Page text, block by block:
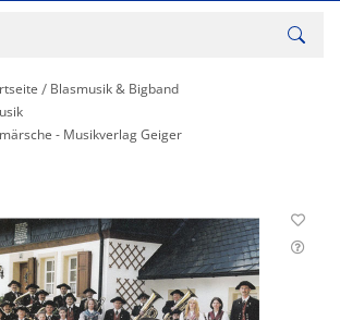
Blasmusik & Bigband
- Musikverlag Geiger